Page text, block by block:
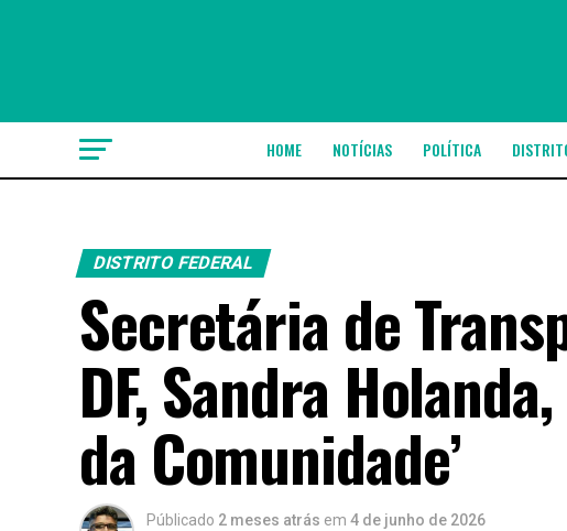
HOME NOTÍCIAS POLÍTICA
DISTRITO FEDERAL
Secretária de
DF, Sandra
da Comunidade’
Públicado 2 meses atrás em 4 de junho de 2026